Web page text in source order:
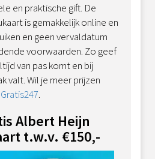
en praktische gift. De
is gemakkelijk online en
en geen vervaldatum
voorwaarden. Zo geef
van pas komt en bij
valt. Wil je meer prijzen
Gratis247.
Albert Heijn
t.w.v. €150,-